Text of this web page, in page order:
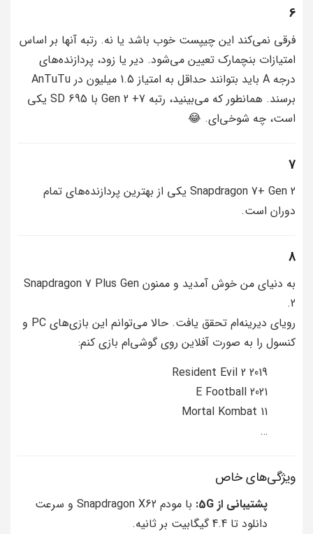
6
فرقی نمی‌کند این چیپست خوب باشد یا نه. رتبه آنها بر اساس
امتیازات بنچمارک تعیین می‌شود. دیر یا زود، پردازنده‌های
درجه A باید بتوانند حداقل به امتیاز 1.5 میلیون در AnTuTu
برسند. همانطور که می‌بینید، رتبه 7+ Gen 2 با SD 695 یکی
است، چه شوخی‌ای. 😂
7
Snapdragon 7+ Gen 2 یکی از بهترین پردازنده‌های تمام
دوران است.
8
به دنیای من خوش آمدید و ممنون Snapdragon 7 Plus Gen
2.
رویای دیرینه‌ام تحقق یافت. حالا می‌توانم این بازی‌های PC و
کنسول را به صورت آفلاین روی گوشی‌ام بازی کنم:
Resident Evil 2 2019
E Football 2021
Mortal Kombat 11
…
ویژگی‌های خاص
پشتیبانی از 5G:
با مودم Snapdragon X62 و سرعت
دانلود تا 4.4 گیگابیت بر ثانیه.